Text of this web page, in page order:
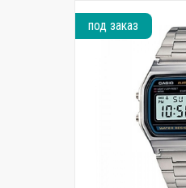
под заказ